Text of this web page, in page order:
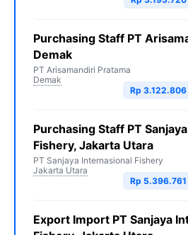
Purchasing Staff PT
Demak
PT Arisamandiri Pratama
Demak
Rp 3.122.806
Purchasing Staff PT
Fishery, Jakarta Utara
PT Sanjaya Internasional Fishery
Jakarta Utara
Rp 5.396.761
Export Import PT Sanjaya